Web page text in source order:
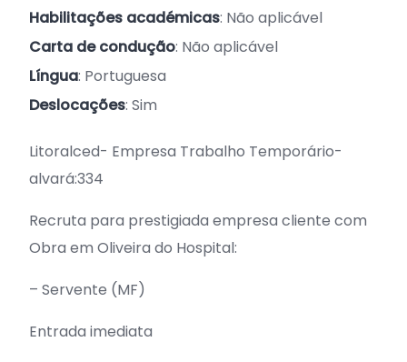
Habilitações académicas: Não aplicável
Carta de condução: Não aplicável
Língua: Portuguesa
Deslocações: Sim
Litoralced- Empresa Trabalho Temporário-
alvará:334
Recruta para prestigiada empresa cliente com
Obra em Oliveira do Hospital:
– Servente (MF)
Entrada imediata